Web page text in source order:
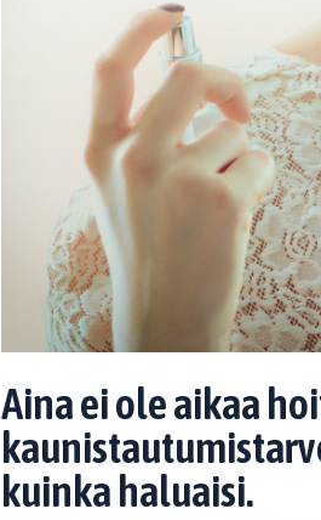
Aina ei ole aikaa
kuinka haluaisi.